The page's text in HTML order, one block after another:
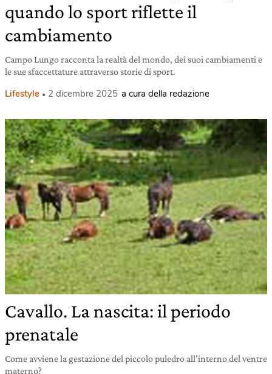
quando lo sport riflette il
cambiamento
Campo Lungo racconta la realtà del mondo, dei suoi cambiamenti e
le sue sfaccettature attraverso storie di sport.
Lifestyle 2 dicembre 2025 a cura della redazione
Cavallo. La nascita: il periodo
prenatale
Come avviene la gestazione del piccolo puledro all’interno del ventre
materno?